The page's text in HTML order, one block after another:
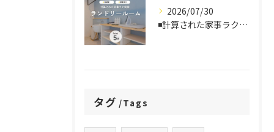
2026/07/30
◾️計算された家事ラク動線、ランドリールーム
タグ Tags